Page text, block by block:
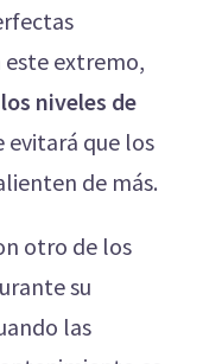
este extremo,
niveles de
evitará que los
de más.
otro de los
su
las